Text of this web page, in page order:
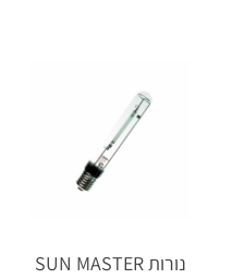
נורות SUN MASTER